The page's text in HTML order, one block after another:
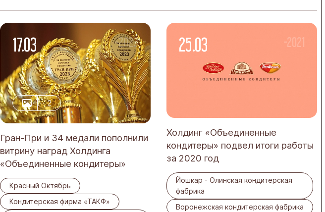
17.03 -2023
2
Гран-При и 34 медали пополнили
витрину наград Холдинга
«Объединенные кондитеры»
Красный Октябрь
Кондитерская фирма «ТАКФ»
25.03 -2021
Холдинг «Объединенные
кондитеры» подвел итоги работы
за 2020 год
Йошкар - Олинская кондитерская
фабрика
Воронежская кондитерская фабрика